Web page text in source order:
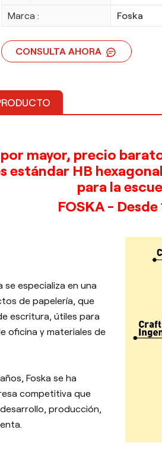
Marca : Foska
CONSULTA AHORA
mayor, precio
estándar HB
para la
FOSKA - Desde
se especializa en una
de papelería, que
escritura, útiles para
oficina y materiales de
Foska se ha
competitiva que
producción,